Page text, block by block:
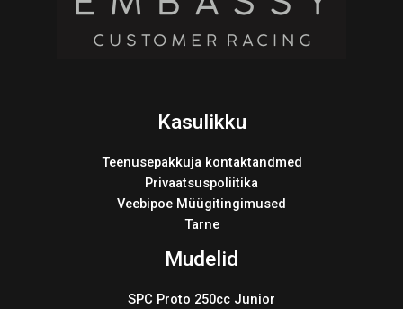
Kasulikku
Teenusepakkuja kontaktandmed
Privaatsuspoliitika
Veebipoe Müügitingimused
Tarne
Mudelid
SPC Proto 250cc Junior